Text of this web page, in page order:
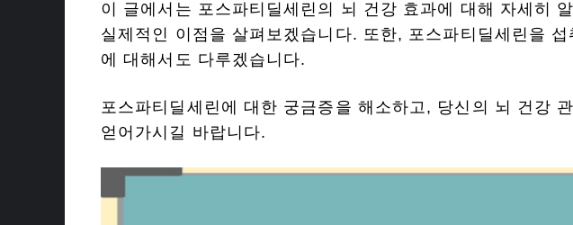
이 글에서는 포스파티딜세린의 뇌 건강 효과에 대해 자세히
실제적인 이점을 살펴보겠습니다. 또한, 포스파티딜세린을
에 대해서도 다루겠습니다.
포스파티딜세린에 대한 궁금증을 해소하고, 당신의 뇌 건강
얻어가시길 바랍니다.